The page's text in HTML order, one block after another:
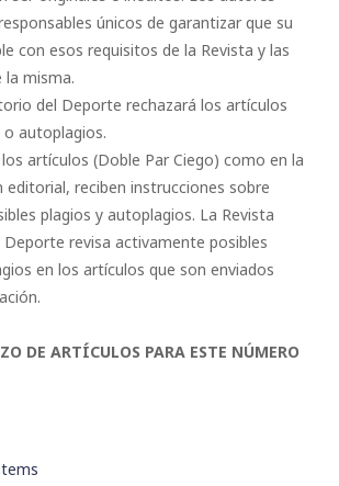
únicos de garantizar que su
con esos requisitos de la Revista y las
la misma.
del Deporte rechazará los artículos
o autoplagios.
artículos (Doble Par Ciego) como en la
editorial, reciben instrucciones sobre
plagios y autoplagios. La Revista
revisa activamente posibles
en los artículos que son enviados
DE ARTÍCULOS PARA ESTE NÚMERO